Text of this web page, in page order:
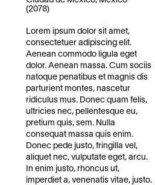
(2078)
Lorem ipsum dolor sit amet,
consectetuer adipiscing elit.
Aenean commodo ligula eget
dolor. Aenean massa. Cum sociis
natoque penatibus et magnis dis
parturient montes, nascetur
ridiculus mus. Donec quam felis,
ultricies nec, pellentesque eu,
pretium quis, sem. Nulla
consequat massa quis enim.
Donec pede justo, fringilla vel,
aliquet nec, vulputate eget, arcu.
In enim justo, rhoncus ut,
imperdiet a, venenatis vitae, justo.